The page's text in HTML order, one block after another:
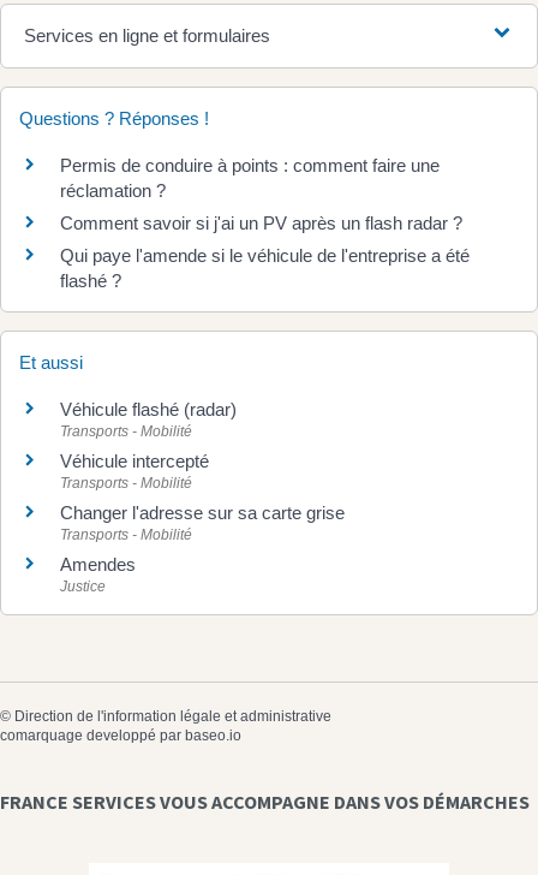
Services en ligne et formulaires
Questions ? Réponses !
Permis de conduire à points : comment faire une
réclamation ?
Comment savoir si j'ai un PV après un flash radar ?
Qui paye l'amende si le véhicule de l'entreprise a été
flashé ?
Et aussi
Véhicule flashé (radar)
Transports - Mobilité
Véhicule intercepté
Transports - Mobilité
Changer l'adresse sur sa carte grise
Transports - Mobilité
Amendes
Justice
© Direction de l'information légale et administrative
comarquage developpé par baseo.io
FRANCE SERVICES VOUS ACCOMPAGNE DANS VOS DÉMARCHES